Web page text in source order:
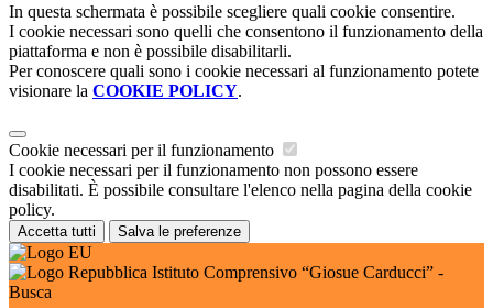
In questa schermata è possibile scegliere quali cookie consentire.
I cookie necessari sono quelli che consentono il funzionamento della
piattaforma e non è possibile disabilitarli.
Per conoscere quali sono i cookie necessari al funzionamento potete
visionare la COOKIE POLICY.
Cookie necessari per il funzionamento
I cookie necessari per il funzionamento non possono essere
disabilitati. È possibile consultare l'elenco nella pagina della cookie
policy.
Accetta tutti Salva le preferenze
Istituto Comprensivo “Giosue Carducci” -
Busca